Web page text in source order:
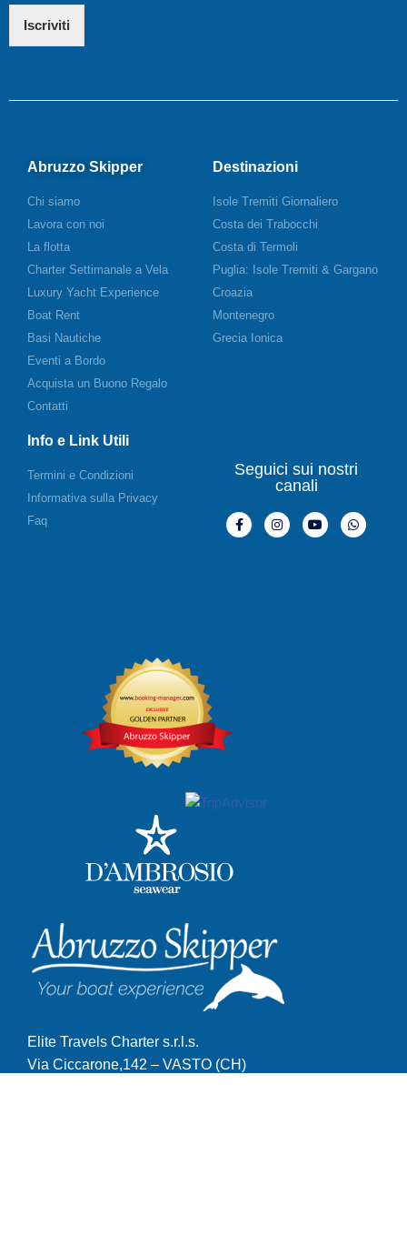
Iscriviti
Abruzzo Skipper
Chi siamo
Lavora con noi
La flotta
Charter Settimanale a Vela
Luxury Yacht Experience
Boat Rent
Basi Nautiche
Eventi a Bordo
Acquista un Buono Regalo
Contatti
Destinazioni
Isole Tremiti Giornaliero
Costa dei Trabocchi
Costa di Termoli
Puglia: Isole Tremiti & Gargano
Croazia
Montenegro
Grecia Ionica
Info e Link Utili
Termini e Condizioni
Informativa sulla Privacy
Faq
Seguici sui nostri
canali
Elite Travels Charter s.r.l.s.
Via Ciccarone,142 – VASTO (CH)